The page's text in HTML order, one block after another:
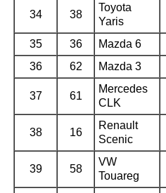
34 38
Toyota
Yaris
35 36 Mazda 6
36
62 Mazda 3
37 61
Mercedes
CLK
38 16
Renault
Scenic
39 58
VW
Touareg